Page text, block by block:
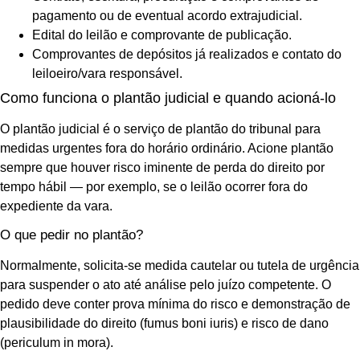
pagamento ou de eventual acordo extrajudicial.
Edital do leilão e comprovante de publicação.
Comprovantes de depósitos já realizados e contato do
leiloeiro/vara responsável.
Como funciona o plantão judicial e quando acioná-lo
O plantão judicial é o serviço de plantão do tribunal para
medidas urgentes fora do horário ordinário. Acione plantão
sempre que houver risco iminente de perda do direito por
tempo hábil — por exemplo, se o leilão ocorrer fora do
expediente da vara.
O que pedir no plantão?
Normalmente, solicita-se medida cautelar ou tutela de urgência
para suspender o ato até análise pelo juízo competente. O
pedido deve conter prova mínima do risco e demonstração de
plausibilidade do direito (fumus boni iuris) e risco de dano
(periculum in mora).